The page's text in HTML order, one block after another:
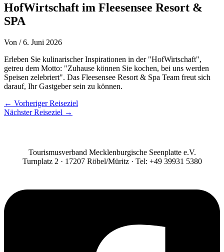
HofWirtschaft im Fleesensee Resort &
SPA
Von /6. Juni 2026
Erleben Sie kulinarischer Inspirationen in der "HofWirtschaft",
getreu dem Motto: "Zuhause können Sie kochen, bei uns werden
Speisen zelebriert". Das Fleesensee Resort & Spa Team freut sich
darauf, Ihr Gastgeber sein zu können.
← Vorheriger Reiseziel
Nächster Reiseziel →
Tourismusverband Mecklenburgische Seenplatte e.V.
Turnplatz 2 · 17207 Röbel/Müritz · Tel: +49 39931 5380